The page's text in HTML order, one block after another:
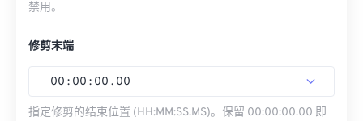
禁用。
修剪末端
00 : 00 : 00 . 00
指定修剪的结束位置 (HH:MM:SS.MS)。保留 00:00:00.00 即